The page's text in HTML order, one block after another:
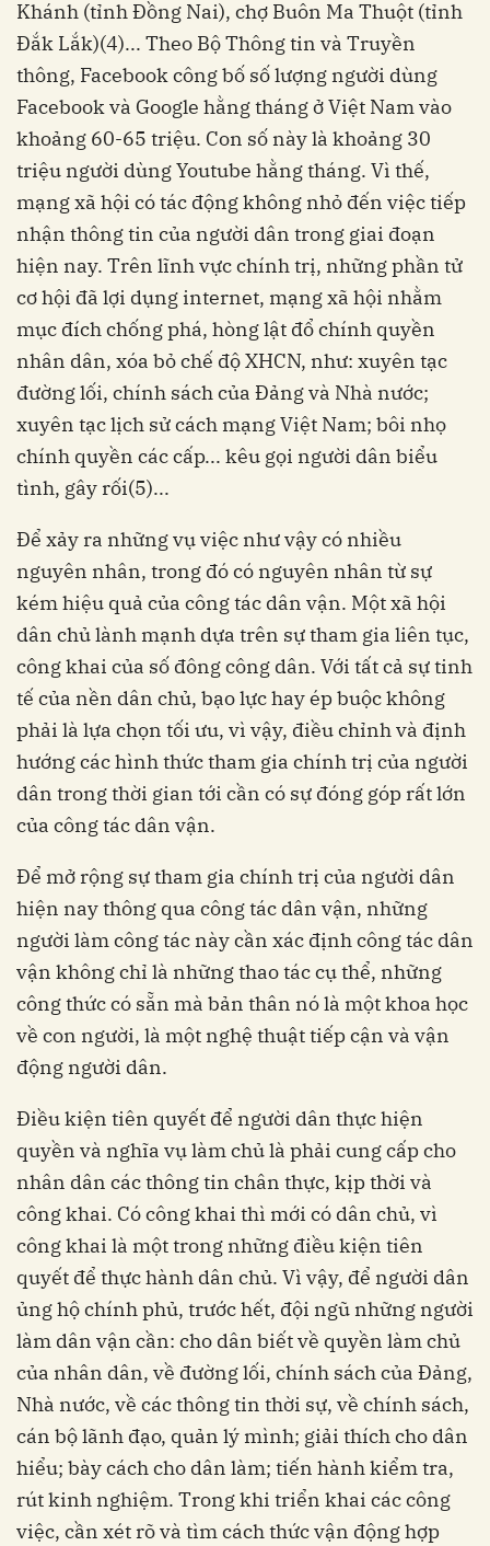
Khánh (tỉnh Đồng Nai), chợ Buôn Ma Thuột (tỉnh
Đắk Lắk)(4)... Theo Bộ Thông tin và Truyền
thông, Facebook công bố số lượng người dùng
Facebook và Google hằng tháng ở Việt Nam vào
khoảng 60-65 triệu. Con số này là khoảng 30
triệu người dùng Youtube hằng tháng. Vì thế,
mạng xã hội có tác động không nhỏ đến việc tiếp
nhận thông tin của người dân trong giai đoạn
hiện nay. Trên lĩnh vực chính trị, những phần tử
cơ hội đã lợi dụng internet, mạng xã hội nhằm
mục đích chống phá, hòng lật đổ chính quyền
nhân dân, xóa bỏ chế độ XHCN, như: xuyên tạc
đường lối, chính sách của Đảng và Nhà nước;
xuyên tạc lịch sử cách mạng Việt Nam; bôi nhọ
chính quyền các cấp... kêu gọi người dân biểu
tình, gây rối(5)...
Để xảy ra những vụ việc như vậy có nhiều
nguyên nhân, trong đó có nguyên nhân từ sự
kém hiệu quả của công tác dân vận. Một xã hội
dân chủ lành mạnh dựa trên sự tham gia liên tục,
công khai của số đông công dân. Với tất cả sự tinh
tế của nền dân chủ, bạo lực hay ép buộc không
phải là lựa chọn tối ưu, vì vậy, điều chỉnh và định
hướng các hình thức tham gia chính trị của người
dân trong thời gian tới cần có sự đóng góp rất lớn
của công tác dân vận.
Để mở rộng sự tham gia chính trị của người dân
hiện nay thông qua công tác dân vận, những
người làm công tác này cần xác định công tác dân
vận không chỉ là những thao tác cụ thể, những
công thức có sẵn mà bản thân nó là một khoa học
về con người, là một nghệ thuật tiếp cận và vận
động người dân.
Điều kiện tiên quyết để người dân thực hiện
quyền và nghĩa vụ làm chủ là phải cung cấp cho
nhân dân các thông tin chân thực, kịp thời và
công khai. Có công khai thì mới có dân chủ, vì
công khai là một trong những điều kiện tiên
quyết để thực hành dân chủ. Vì vậy, để người dân
ủng hộ chính phủ, trước hết, đội ngũ những người
làm dân vận cần: cho dân biết về quyền làm chủ
của nhân dân, về đường lối, chính sách của Đảng,
Nhà nước, về các thông tin thời sự, về chính sách,
cán bộ lãnh đạo, quản lý mình; giải thích cho dân
hiểu; bày cách cho dân làm; tiến hành kiểm tra,
rút kinh nghiệm. Trong khi triển khai các công
việc, cần xét rõ và tìm cách thức vận động hợp